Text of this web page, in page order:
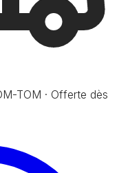
TOM · Offerte dès